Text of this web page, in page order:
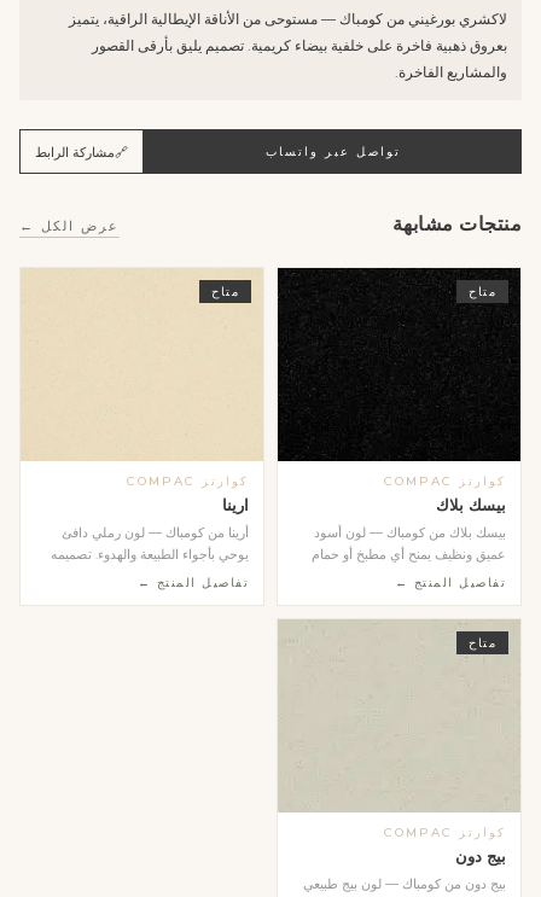
لاكشري بورغيني من كومباك — مستوحى من الأناقة الإيطالية الراقية، يتميز
بعروق ذهبية فاخرة على خلفية بيضاء كريمية. تصميم يليق بأرقى القصور
والمشاريع الفاخرة.
تواصل عبر واتساب 🔗مشاركة الرابط
منتجات مشابهة عرض الكل ←
متاح
كوارتز COMPAC
بيسك بلاك
بيسك بلاك من كومباك — لون أسود
عميق ونظيف يمنح أي مطبخ أو حمام
طابعاً عصرياً جري...
تفاصيل المنتج ←
متاح
كوارتز COMPAC
ارينا
أرينا من كومباك — لون رملي دافئ
يوحي بأجواء الطبيعة والهدوء. تصميمه
المتجانس وال...
تفاصيل المنتج ←
متاح
كوارتز COMPAC
بيج دون
بيج دون من كومباك — لون بيج طبيعي